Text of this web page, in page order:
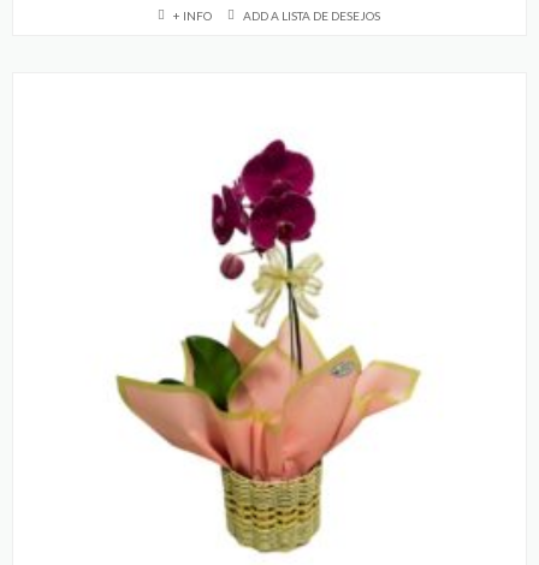
+ INFO ADD A LISTA DE DESEJOS